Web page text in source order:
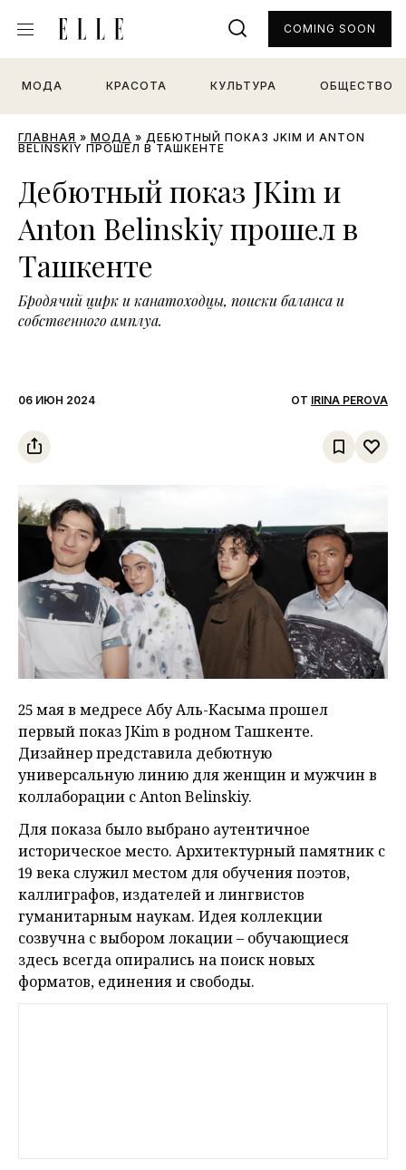
МОДА КРАСОТА КУЛЬТУРА ОБЩЕСТВО
COMING SOON
ГЛАВНАЯ » МОДА » ДЕБЮТНЫЙ ПОКАЗ JKIM И ANTON
BELINSKIY ПРОШЕЛ В ТАШКЕНТЕ
Дебютный показ JKim и
Anton Belinskiy прошел в
Ташкенте
Бродячий цирк и канатоходцы, поиски баланса и
собственного амплуа.
06 ИЮН 2024 ОТ IRINA PEROVA
25 мая в медресе Абу Аль-Касыма прошел
первый показ JKim в родном Ташкенте.
Дизайнер представила дебютную
универсальную линию для женщин и мужчин в
коллаборации с Anton Belinskiy.
Для показа было выбрано аутентичное
историческое место. Архитектурный памятник с
19 века служил местом для обучения поэтов,
каллиграфов, издателей и лингвистов
гуманитарным наукам. Идея коллекции
созвучна с выбором локации – обучающиеся
здесь всегда опирались на поиск новых
форматов, единения и свободы.